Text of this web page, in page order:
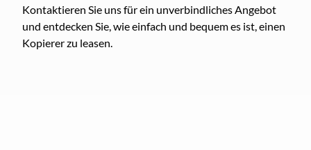
Kontaktieren Sie uns für ein unverbindliches Angebot
und entdecken Sie, wie einfach und bequem es ist, einen
Kopierer zu leasen.